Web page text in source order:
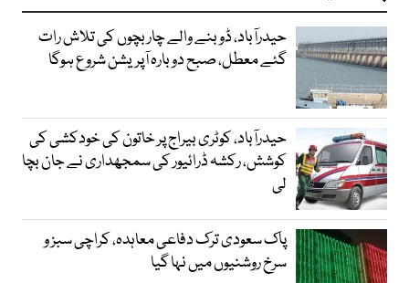
حیدرآباد، ڈوبنے والے چار بچوں کی تلاش رات
گئے معطل، صبح دوبارہ آپریشن شروع ہوگا
حیدرآباد، کوٹری بیراج پر خاتون کی خودکشی کی
کوشش، رکشہ ڈرائیور کی سمجھداری نے جان بچا
لی
پاک سعودی ترک دفاعی معاہدہ، کراچی سبز و
سرخ روشنیوں میں نہا گیا